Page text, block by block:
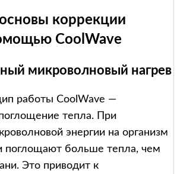
коррекции
CoolWave
микроволновый нагрев
работы CoolWave —
тепла. При
энергии на организм
поглощают больше тепла, чем
Это приводит к